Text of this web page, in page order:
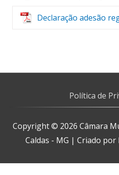
Declaração adesão
Política de
Copyright © 2026 Câmara
Caldas - MG | Criado por